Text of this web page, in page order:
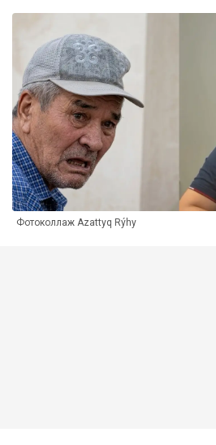
Фотоколлаж Azattyq Rýhy